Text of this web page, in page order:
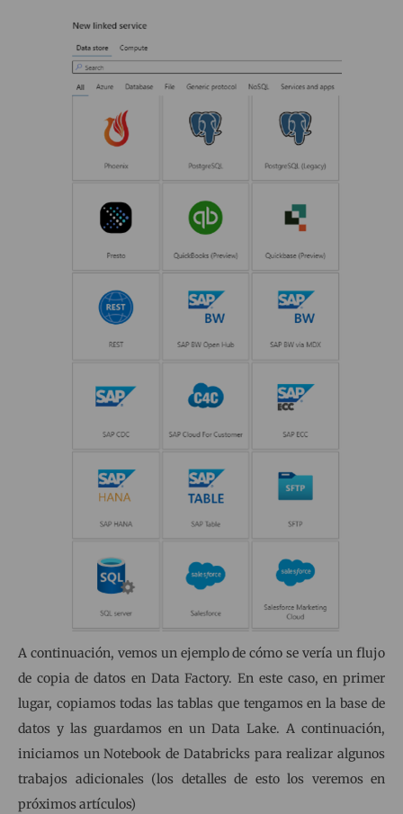
A continuación, vemos un ejemplo de cómo se vería un flujo
de copia de datos en Data Factory. En este caso, en primer
lugar, copiamos todas las tablas que tengamos en la base de
datos y las guardamos en un Data Lake. A continuación,
iniciamos un Notebook de Databricks para realizar algunos
trabajos adicionales (los detalles de esto los veremos en
próximos artículos)